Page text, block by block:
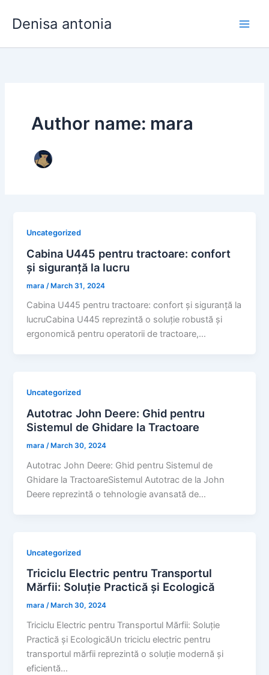
Denisa antonia
Author name: mara
Uncategorized
Cabina U445 pentru tractoare: confort
și siguranță la lucru
mara /March 31, 2024
Cabina U445 pentru tractoare: confort și siguranță la
lucruCabina U445 reprezintă o soluție robustă și
ergonomică pentru operatorii de tractoare,…
Uncategorized
Autotrac John Deere: Ghid pentru
Sistemul de Ghidare la Tractoare
mara/ March 30, 2024
Autotrac John Deere: Ghid pentru Sistemul de
Ghidare la TractoareSistemul Autotrac de la John
Deere reprezintă o tehnologie avansată de…
Uncategorized
Triciclu Electric pentru Transportul
Mărfii: Soluție Practică și Ecologică
mara/ March 30, 2024
Triciclu Electric pentru Transportul Mărfii: Soluție
Practică și EcologicăUn triciclu electric pentru
transportul mărfii reprezintă o soluție modernă și
eficientă…